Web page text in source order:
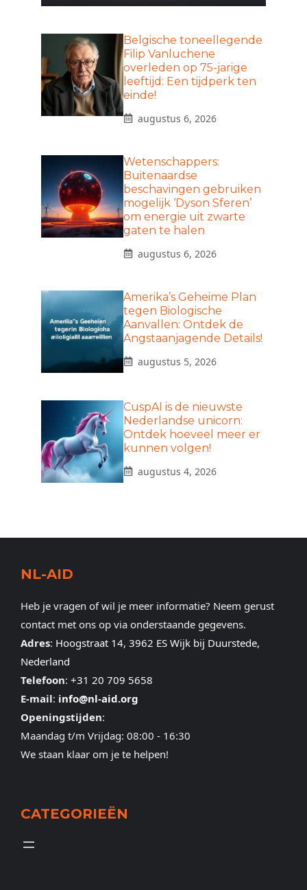
Belgische toneellegende
Filip Vanluchene
overleden op 75-jarige
leeftijd: Een tijdperk ten
einde!
augustus 6, 2026
Wetenschappers:
Buitenaardse
beschavingen gebruiken
mogelijk ‘Dyson Sferen’
om energie uit zwarte
gaten te halen
augustus 6, 2026
Amerika’s Geheime Plan
tegen Biologische
Aanvallen: Ontdek de
Angstaanjagende Details!
augustus 5, 2026
CuspAI is de nieuwste
Nederlandse unicorn:
Ontdek hoeveel meer er
kunnen volgen!
augustus 4, 2026
NL-AID
Heb je vragen of wil je meer informatie? Neem gerust
contact met ons op via onderstaande gegevens.
Adres: Hoogstraat 14, 3962 ES Wijk bij Duurstede,
Nederland
Telefoon: +31 20 709 5658
E-mail: info@nl-aid.org
Openingstijden:
Maandag t/m Vrijdag: 08:00 - 16:30
We staan klaar om je te helpen!
CATEGORIEËN